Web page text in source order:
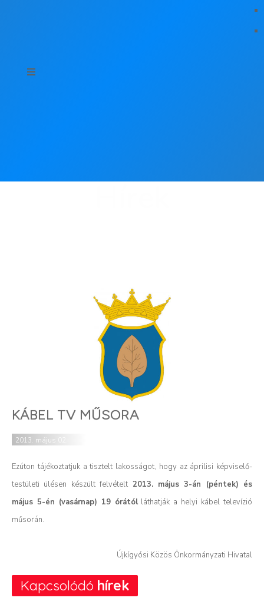
KÁBEL TV MŰSORA
2013. május 02.
Ezúton tájékoztatjuk a tisztelt lakosságot, hogy az áprilisi képviselő-
testületi ülésen készült felvételt 2013. május 3-án (péntek) és
május 5-én (vasárnap) 19 órátólláthatják a helyi kábel televízió
műsorán.
Újkígyósi Közös Önkormányzati Hivatal
Kapcsolódó hírek